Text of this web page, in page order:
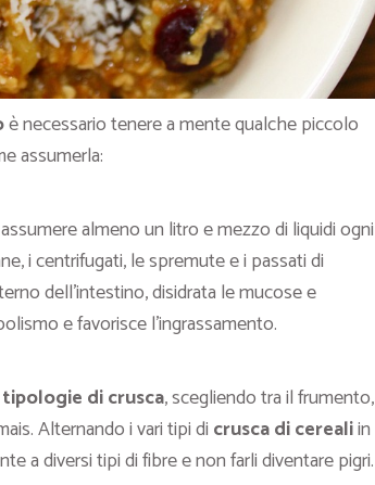
è necessario tenere a mente qualche piccolo
assumerla:
almeno un litro e mezzo di liquidi ogni
i centrifugati, le spremute e i passati di
dell’intestino, disidrata le mucose e
e favorisce l’ingrassamento.
di crusca, scegliendo tra il frumento,
Alternando i vari tipi dicrusca di cerealiin
a diversi tipi di fibre e non farli diventare pigri.